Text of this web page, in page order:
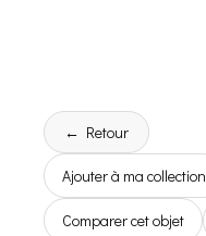
← Retour
Ajouter à ma collection
Comparer cet objet